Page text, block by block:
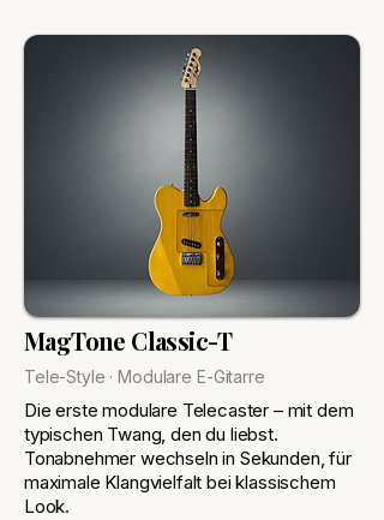
MagTone Classic-T
Tele-Style · Modulare E-Gitarre
Die erste modulare Telecaster – mit dem
typischen Twang, den du liebst.
Tonabnehmer wechseln in Sekunden, für
maximale Klangvielfalt bei klassischem
Look.